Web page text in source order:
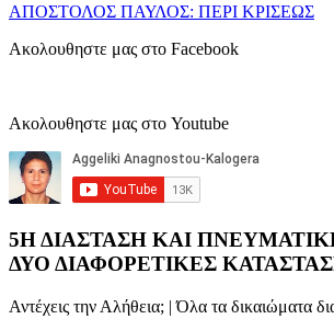
ΑΠΟΣΤΟΛΟΣ ΠΑΥΛΟΣ: ΠΕΡΙ ΚΡΙΣΕΩΣ
Ακολουθηστε μας στο Facebook
Ακολουθηστε μας στο Youtube
5Η ΔΙΑΣΤΑΣΗ ΚΑΙ
ΔΥΟ ΔΙΑΦΟΡΕΤΙΚΕΣ
Αντέχεις την Αλήθεια; | Όλα τα δικαιώματα